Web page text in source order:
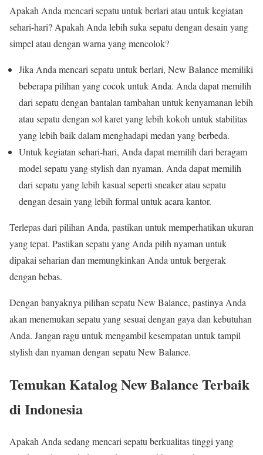
Apakah Anda mencari sepatu untuk berlari atau untuk kegiatan
sehari-hari? Apakah Anda lebih suka sepatu dengan desain yang
simpel atau dengan warna yang mencolok?
Jika Anda mencari sepatu untuk berlari, New Balance memiliki
beberapa pilihan yang cocok untuk Anda. Anda dapat memilih
dari sepatu dengan bantalan tambahan untuk kenyamanan lebih
atau sepatu dengan sol karet yang lebih kokoh untuk stabilitas
yang lebih baik dalam menghadapi medan yang berbeda.
Untuk kegiatan sehari-hari, Anda dapat memilih dari beragam
model sepatu yang stylish dan nyaman. Anda dapat memilih
dari sepatu yang lebih kasual seperti sneaker atau sepatu
dengan desain yang lebih formal untuk acara kantor.
Terlepas dari pilihan Anda, pastikan untuk memperhatikan ukuran
yang tepat. Pastikan sepatu yang Anda pilih nyaman untuk
dipakai seharian dan memungkinkan Anda untuk bergerak
dengan bebas.
Dengan banyaknya pilihan sepatu New Balance, pastinya Anda
akan menemukan sepatu yang sesuai dengan gaya dan kebutuhan
Anda. Jangan ragu untuk mengambil kesempatan untuk tampil
stylish dan nyaman dengan sepatu New Balance.
Temukan Katalog New Balance Terbaik
di Indonesia
Apakah Anda sedang mencari sepatu berkualitas tinggi yang